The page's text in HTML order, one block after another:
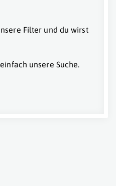
Filter und du wirst
unsere Suche.